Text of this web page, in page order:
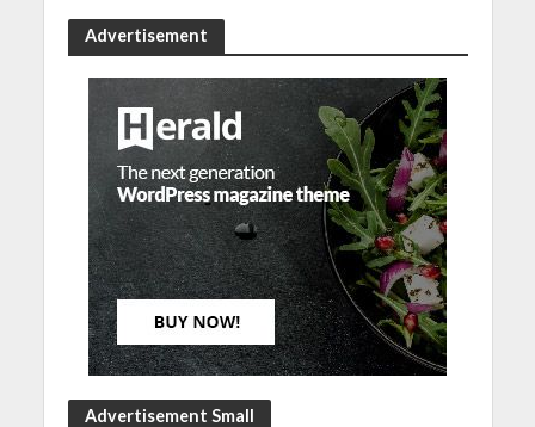
Advertisement
Advertisement Small